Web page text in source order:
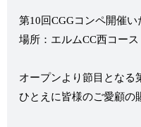
第10回CGGコンペ開催い
場所：エルムCC西コース
オープンより節目となる
ひとえに皆様のご愛顧の